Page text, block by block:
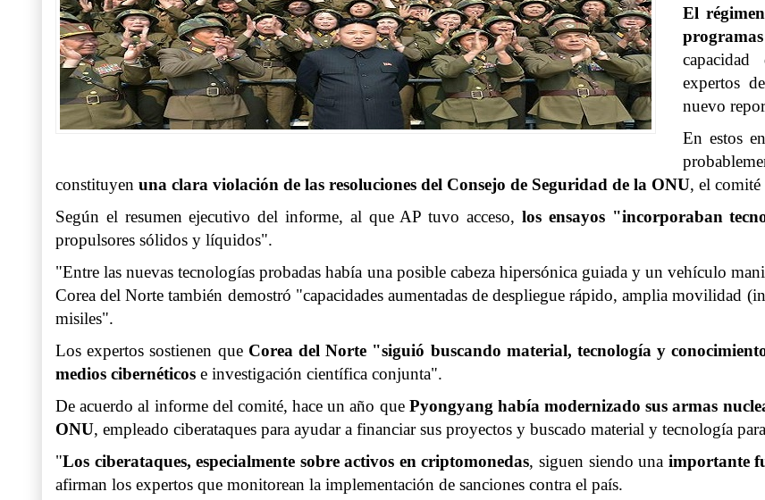
El
expertos
nuevo
En estos
constituyen una clara violación de las resoluciones del Consejo de Seguridad de la ONU, el
Según el resumen ejecutivo del informe, al que AP tuvo acceso, los ensayos "incorporaban
propulsores sólidos y líquidos".
"Entre las nuevas tecnologías probadas había una posible cabeza hipersónica guiada y un vehículo
Corea del Norte también demostró "capacidades aumentadas de despliegue rápido, amplia movilidad
misiles".
Los expertos sostienen que Corea del Norte "siguió buscando material, tecnología y
medios cibernéticos e investigación científica conjunta".
De acuerdo al informe del comité, hace un año que Pyongyang había modernizado sus armas
ONU, empleado ciberataques para ayudar a financiar sus proyectos y buscado material y tecnología
"Los ciberataques, especialmente sobre activos en criptomonedas, siguen siendo una importante
afirman los expertos que monitorean la implementación de sanciones contra el país.